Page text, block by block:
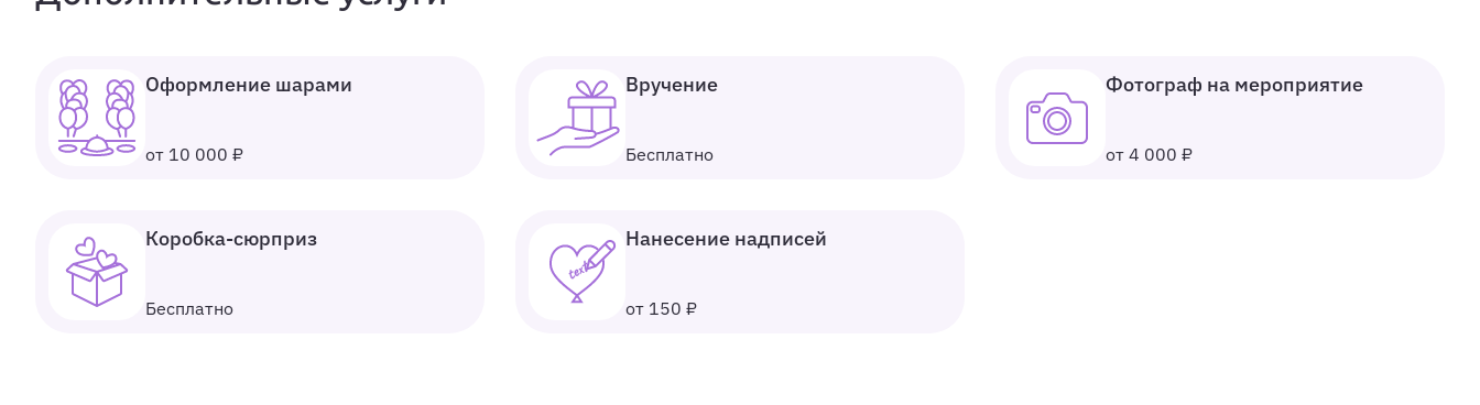
Оформление шарами
от 10 000 ₽
Вручение
Бесплатно
Фотограф на мероприятие
от 4 000 ₽
Коробка-сюрприз
Бесплатно
Нанесение надписей
от 150 ₽